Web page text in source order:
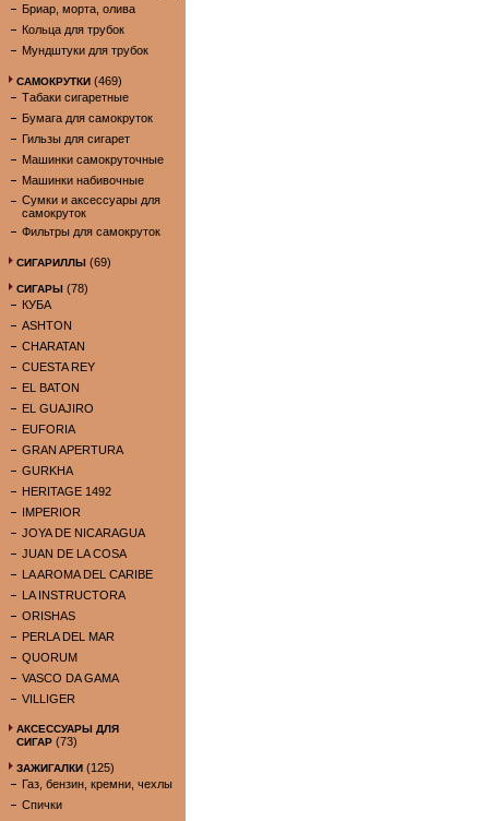
Бриар, морта, олива
Кольца для трубок
Мундштуки для трубок
САМОКРУТКИ (469)
Табаки сигаретные
Бумага для самокруток
Гильзы для сигарет
Машинки самокруточные
Машинки набивочные
Сумки и аксессуары для
самокруток
Фильтры для самокруток
СИГАРИЛЛЫ (69)
СИГАРЫ (78)
КУБА
ASHTON
CHARATAN
CUESTA REY
EL BATON
EL GUAJIRO
EUFORIA
GRAN APERTURA
GURKHA
HERITAGE 1492
IMPERIOR
JOYA DE NICARAGUA
JUAN DE LA COSA
LA AROMA DEL CARIBE
LA INSTRUCTORA
ORISHAS
PERLA DEL MAR
QUORUM
VASCO DA GAMA
VILLIGER
АКСЕССУАРЫ ДЛЯ
СИГАР (73)
ЗАЖИГАЛКИ (125)
Газ, бензин, кремни, чехлы
Спички